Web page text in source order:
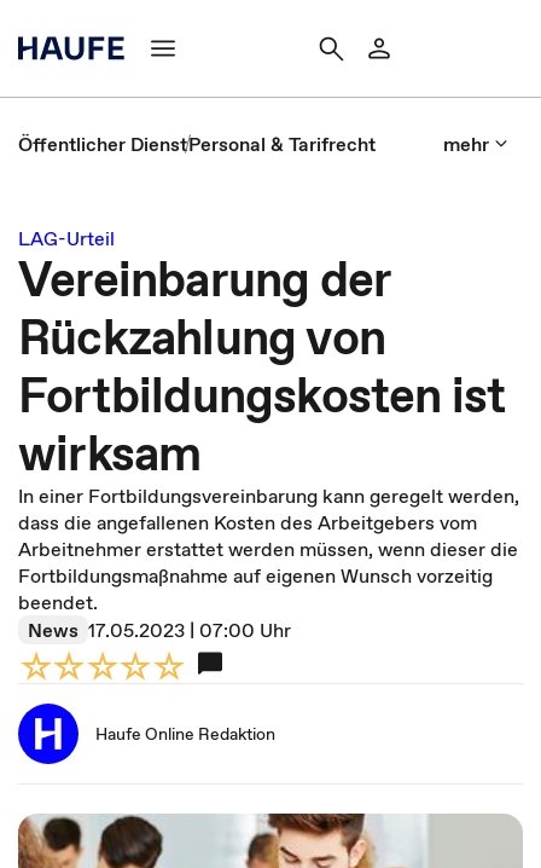
Öffentlicher DienstPersonal & Tarifrecht mehr
LAG-Urteil
Vereinbarung der
Rückzahlung von
Fortbildungskosten ist
wirksam
In einer Fortbildungsvereinbarung kann geregelt werden,
dass die angefallenen Kosten des Arbeitgebers vom
Arbeitnehmer erstattet werden müssen, wenn dieser die
Fortbildungsmaßnahme auf eigenen Wunsch vorzeitig
beendet.
News 17.05.2023 | 07:00 Uhr
Haufe Online Redaktion